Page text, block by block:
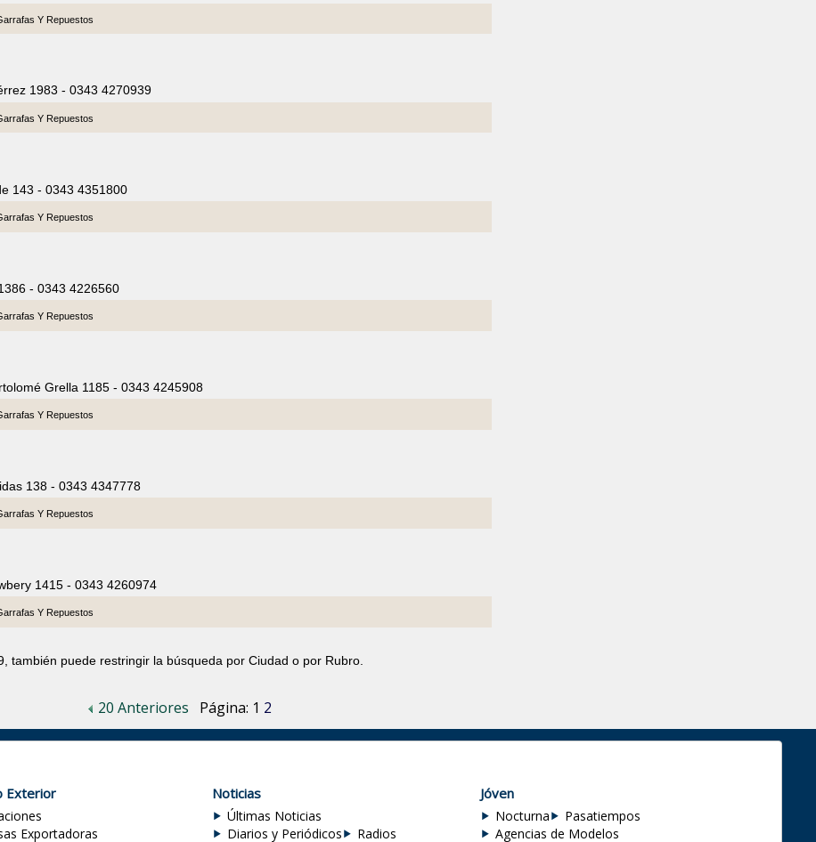
Y Repuestos
1983 - 0343 4270939
Y Repuestos
143 - 0343 4351800
Y Repuestos
- 0343 4226560
Y Repuestos
Grella 1185 - 0343 4245908
Y Repuestos
138 - 0343 4347778
Y Repuestos
1415 - 0343 4260974
Y Repuestos
también puede restringir la búsqueda por Ciudad o por Rubro.
20 Anteriores Página: 1 2
Exterior
Exportadoras
Noticias
Últimas Noticias
Diarios y Periódicos
Radios
Jóven
Nocturna
Pasatiempos
Agencias de Modelos